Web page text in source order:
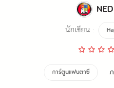
นักเขียน :
การ์ตูนแฟนตาซี